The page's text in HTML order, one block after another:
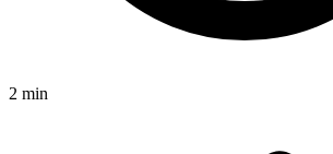
2 min